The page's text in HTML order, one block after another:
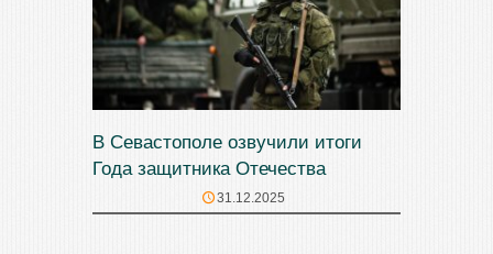
В Севастополе озвучили итоги
Года защитника Отечества
31.12.2025